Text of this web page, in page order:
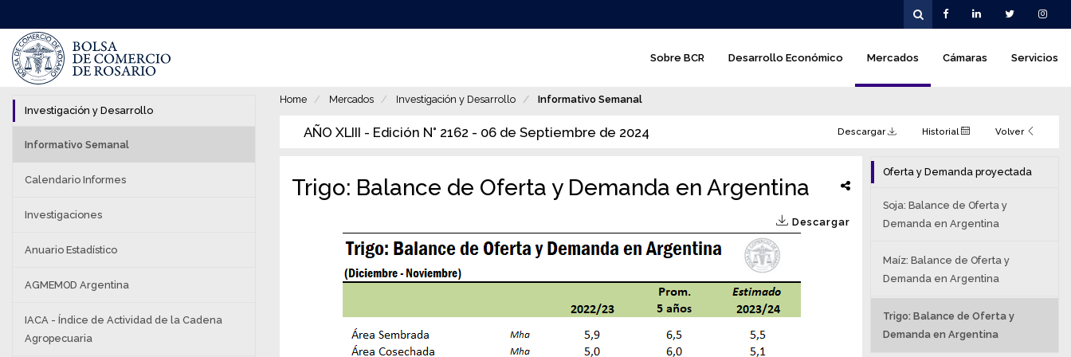
al
contenido
principal
v
g
c
i
ó
n
Sobre BCR Desarrollo Económico Mercados Cámaras Servicios
Home Mercados Investigación y Desarrollo Informativo Semanal
AÑO XLIII - Edición N° 2162 - 06 de Septiembre de 2024 Descargar Historial Volver
Trigo: Balance de Oferta y Demanda en Argentina
Descargar
Oferta y Demanda proyectada
Soja: Balance de Oferta y
Demanda en Argentina
Maíz: Balance de Oferta y
Demanda en Argentina
Trigo: Balance de Oferta y
Demanda en Argentina
Investigación y Desarrollo
Informativo Semanal
Calendario Informes
Investigaciones
Anuario Estadístico
AGMEMOD Argentina
IACA - Índice de Actividad de la Cadena
Agropecuaria